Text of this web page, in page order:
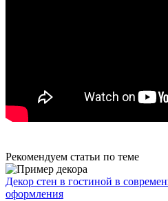
Рекомендуем статьи по теме
Декор стен в гостиной в
оформления